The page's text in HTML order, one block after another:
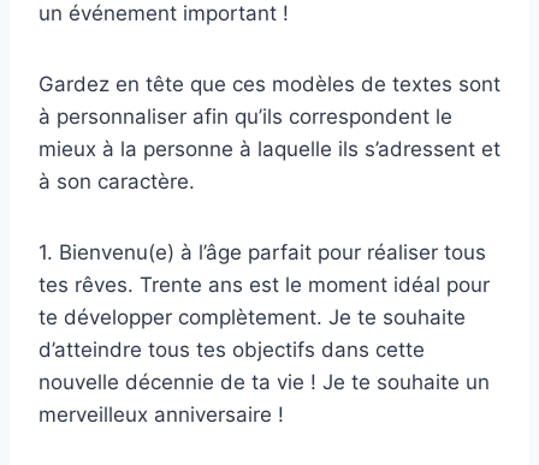
un événement important !
Gardez en tête que ces modèles de textes sont
à personnaliser afin qu’ils correspondent le
mieux à la personne à laquelle ils s’adressent et
à son caractère.
1. Bienvenu(e) à l’âge parfait pour réaliser tous
tes rêves. Trente ans est le moment idéal pour
te développer complètement. Je te souhaite
d’atteindre tous tes objectifs dans cette
nouvelle décennie de ta vie ! Je te souhaite un
merveilleux anniversaire !